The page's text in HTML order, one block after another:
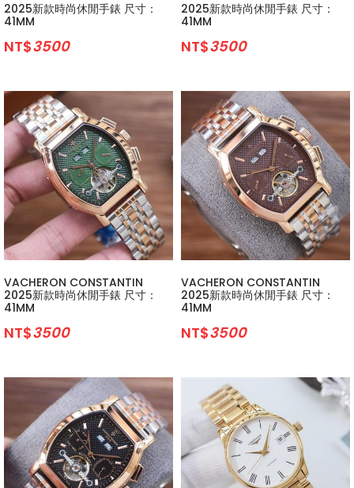
2025新款時尚休閒手錶 尺寸：
41MM
NT$3500
2025新款時尚休閒手錶 尺寸：
41MM
NT$3500
VACHERON CONSTANTIN
2025新款時尚休閒手錶 尺寸：
41MM
NT$3500
VACHERON CONSTANTIN
2025新款時尚休閒手錶 尺寸：
41MM
NT$3500